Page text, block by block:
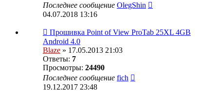
Последнее сообщение OlegShin
04.07.2018 13:16
Прошивка Point of View ProTab 25XL 4GB
Android 4.0
Blaze » 17.05.2013 21:03
Ответы: 7
Просмотры: 24490
Последнее сообщение fich
19.12.2017 23:48